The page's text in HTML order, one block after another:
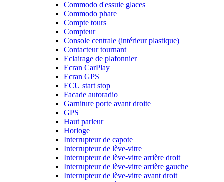
Commodo d'essuie glaces
Commodo phare
Compte tours
Compteur
Console centrale (intérieur plastique)
Contacteur tournant
Eclairage de plafonnier
Ecran CarPlay
Ecran GPS
ECU start stop
Facade autoradio
Garniture porte avant droite
GPS
Haut parleur
Horloge
Interrupteur de capote
Interrupteur de lève-vitre
Interrupteur de lève-vitre arrière droit
Interrupteur de lève-vitre arrière gauche
Interrupteur de lève-vitre avant droit